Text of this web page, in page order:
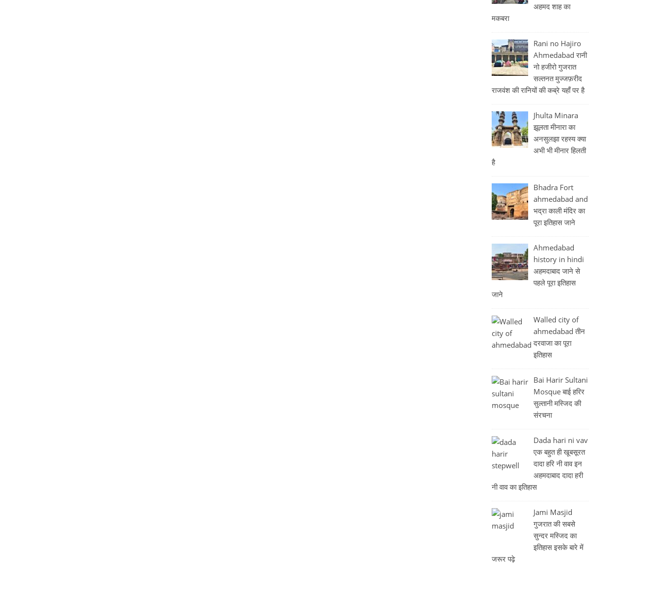
अहमद शाह का
मकबरा
Rani no Hajiro
Ahmedabad रानी
नो हजीरो गुजरात
सल्तनत मुज्जफ़रीद
राजवंश की रानियों की कब्रे यहाँ पर है
Jhulta Minara
झूलता मीनारा का
अनसुलझा रहस्य क्या
अभी भी मीनार हिलती
है
Bhadra Fort
ahmedabad and
भद्रा काली मंदिर का
पूरा इतिहास जाने
Ahmedabad
history in hindi
अहमदाबाद जाने से
पहले पूरा इतिहास
जाने
Walled city of
ahmedabad तीन
दरवाजा का पूरा
इतिहास
Bai Harir Sultani
Mosque बाई हरिर
सुल्तानी मस्जिद की
संरचना
Dada hari ni vav
एक बहुत ही खूबसूरत
दादा हरि नी वाव इन
अहमदाबाद दादा हरी
नी वाव का इतिहास
Jami Masjid
गुजरात की सबसे
सुन्दर मस्जिद का
इतिहास इसके बारे में
जरूर पढ़े